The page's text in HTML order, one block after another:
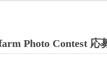
Photo Contest 応